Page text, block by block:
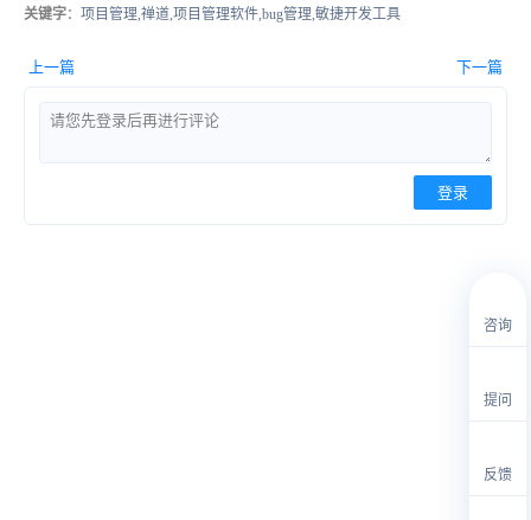
关键字：项目管理,禅道,项目管理软件,bug管理,敏捷开发工具
上一篇 下一篇
登录
咨询
提问
反馈